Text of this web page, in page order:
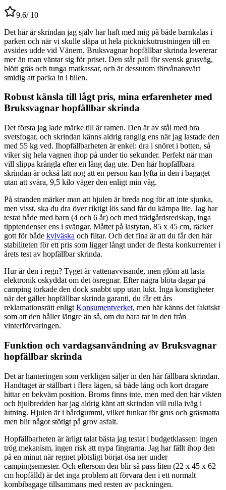
9.6/ 10
Det här är skrindan jag själv har haft med mig på både barnkalas i
parken och när vi skulle släpa ut hela picknickutrustningen till en
avsides udde vid Vänern. Bruksvagnar hopfällbar skrinda levererar
mer än man väntar sig för priset. Den står pall för svensk grusväg,
blött gräs och tunga matkassar, och är dessutom förvånansvärt
smidig att packa in i bilen.
Robust känsla till lågt pris, mina erfarenheter med
Bruksvagnar hopfällbar skrinda
Det första jag lade märke till är ramen. Den är av stål med bra
svetsfogar, och skrindan känns aldrig ranglig ens när jag lastade den
med 55 kg ved. Ihopfällbarheten är enkel: dra i snöret i botten, så
viker sig hela vagnen ihop på under tio sekunder. Perfekt när man
vill slippa krångla efter en lång dag ute. Den här hopfällbara
skrindan är också lätt nog att en person kan lyfta in den i bagaget
utan att svära, 9,5 kilo väger den enligt min våg.
På stranden märker man att hjulen är breda nog för att inte sjunka,
men visst, ska du dra över riktigt lös sand får du kämpa lite. Jag har
testat både med barn (4 och 6 år) och med trädgårdsredskap, inga
tipptendenser ens i svängar. Måttet på lastytan, 85 x 45 cm, räcker
gott för både kylväska och filtar. Och det fina är att du får den här
stabiliteten för ett pris som ligger långt under de flesta konkurrenter i
årets test av hopfällbar skrinda.
Hur är den i regn? Tyget är vattenavvisande, men glöm att lasta
elektronik oskyddat om det ösregnar. Efter några blöta dagar på
camping torkade den dock snabbt upp utan lukt. Inga konstigheter
när det gäller hopfällbar skrinda garanti, du får ett års
reklamationsrätt enligt Konsumentverket, men här känns det faktiskt
som att den håller längre än så, om du bara tar in den från
vinterförvaringen.
Funktion och vardagsanvändning av Bruksvagnar
hopfällbar skrinda
Det är hanteringen som verkligen säljer in den här fällbara skrindan.
Handtaget är ställbart i flera lägen, så både lång och kort dragare
hittar en bekväm position. Broms finns inte, men med den här vikten
och hjulbredden har jag aldrig känt att skrindan vill rulla iväg i
lutning. Hjulen är i hårdgummi, vilket funkar för grus och gräsmatta
men blir något stötigt på grov asfalt.
Hopfällbarheten är ärligt talat bästa jag testat i budgetklassen: ingen
trög mekanism, ingen risk att nypa fingrarna. Jag har fällt ihop den
på en minut när regnet plötsligt börjat ösa ner under
campingsemester. Och eftersom den blir så pass liten (22 x 45 x 62
cm hopfälld) är det inga problem att förvara den i ett normalt
kombibagage tillsammans med resten av packningen.